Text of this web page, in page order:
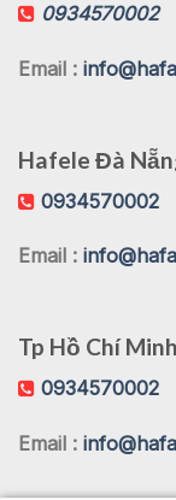
0934570002
Email :
Hafele Đà
0934570002
Email :
Tp Hồ Chí Minh
0934570002
Email :